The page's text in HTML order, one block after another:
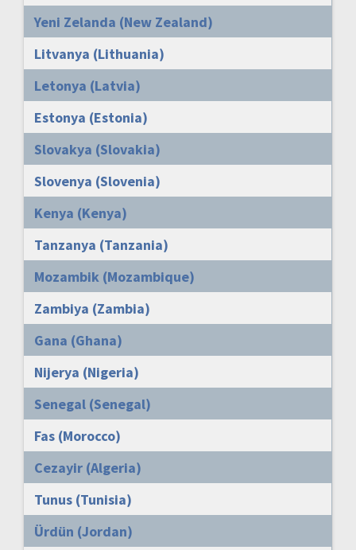
Yeni Zelanda (New Zealand)
Litvanya (Lithuania)
Letonya (Latvia)
Estonya (Estonia)
Slovakya (Slovakia)
Slovenya (Slovenia)
Kenya (Kenya)
Tanzanya (Tanzania)
Mozambik (Mozambique)
Zambiya (Zambia)
Gana (Ghana)
Nijerya (Nigeria)
Senegal (Senegal)
Fas (Morocco)
Cezayir (Algeria)
Tunus (Tunisia)
Ürdün (Jordan)